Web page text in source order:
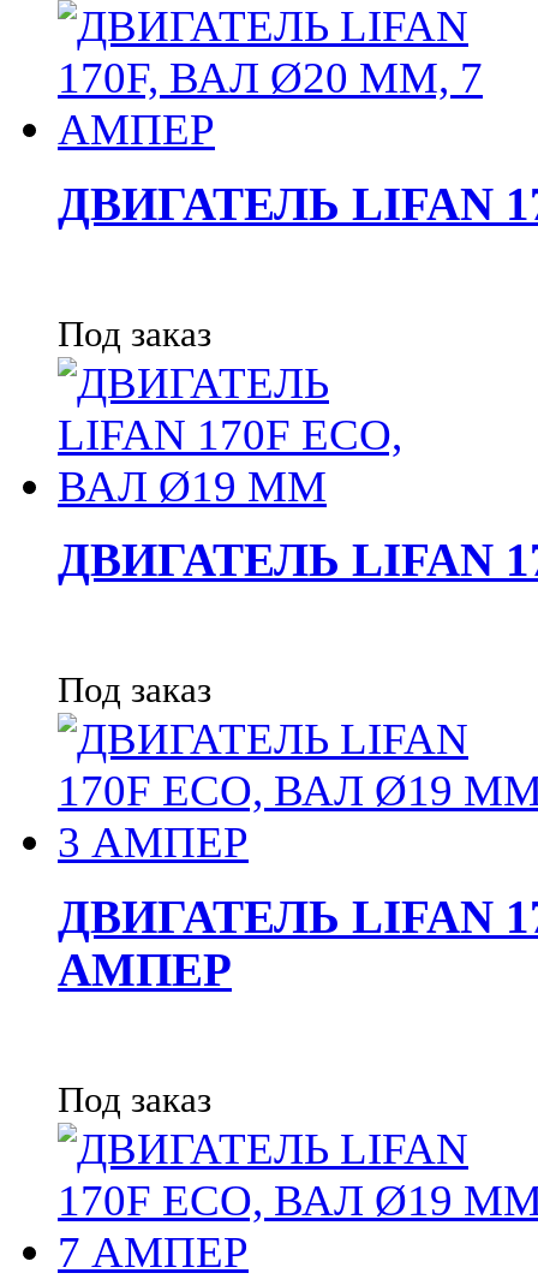
ДВИГАТЕЛЬ LIFAN
Под заказ
ДВИГАТЕЛЬ LIFAN
Под заказ
ДВИГАТЕЛЬ LIFAN
АМПЕР
Под заказ